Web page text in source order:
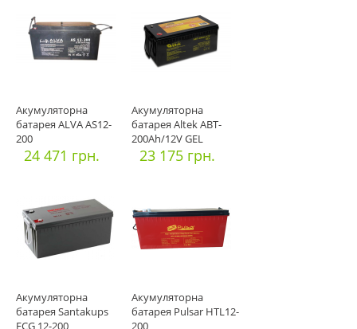
Акумуляторна
батарея ALVA AS12-
200
24 471 грн.
Акумуляторна
батарея Altek ABT-
200Аh/12V GEL
23 175 грн.
Акумуляторна
батарея Santakups
FCG 12-200
Акумуляторна
батарея Pulsar HTL12-
200